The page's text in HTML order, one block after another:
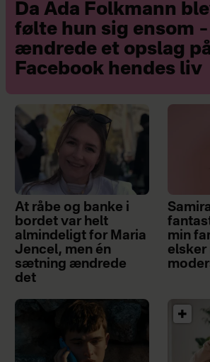
Da Ada Folkmann
følte hun sig ensom
ændrede et opslag
Facebook hendes liv
At råbe og banke i
bordet var helt
almindeligt for Maria
Jencel, men én
sætning ændrede
det
min
elsker